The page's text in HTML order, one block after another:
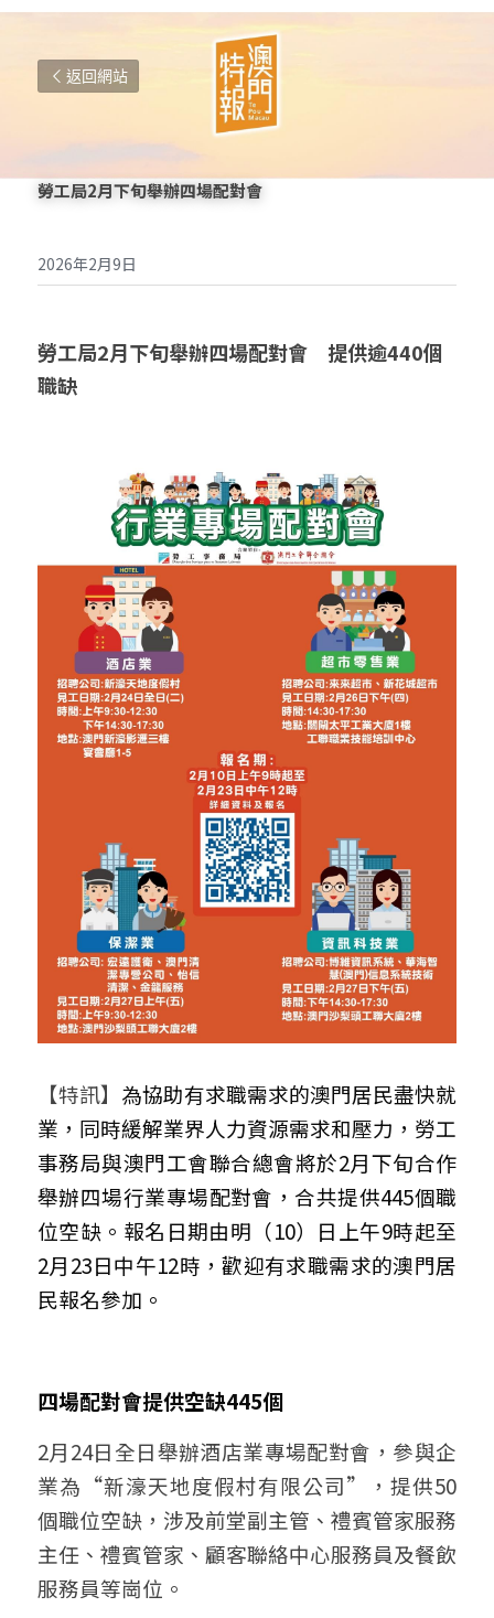
返回網站
勞工局2月下旬舉辦四場配對會
2026年2月9日
勞工局2月下旬舉辦四場配對會
提供逾440個
職缺
【特訊】 為協助有求職需求的澳門居民盡快就
業，同時緩解業界人力資源需求和壓力，勞工
事務局與澳門工會聯合總會將於2月下旬合作
舉辦四場行業專場配對會，合共提供445個職
位空缺。報名日期由明（10）日上午9時起至
2月23日中午12時，歡迎有求職需求的澳門居
民報名參加。
四場配對會提供空缺445個
2月24日全日舉辦酒店業專場配對會，參與企
業為“新濠天地度假村有限公司”，提供50
個職位空缺，涉及前堂副主管、禮賓管家服務
主任、禮賓管家、顧客聯絡中心服務員及餐飲
服務員等崗位。